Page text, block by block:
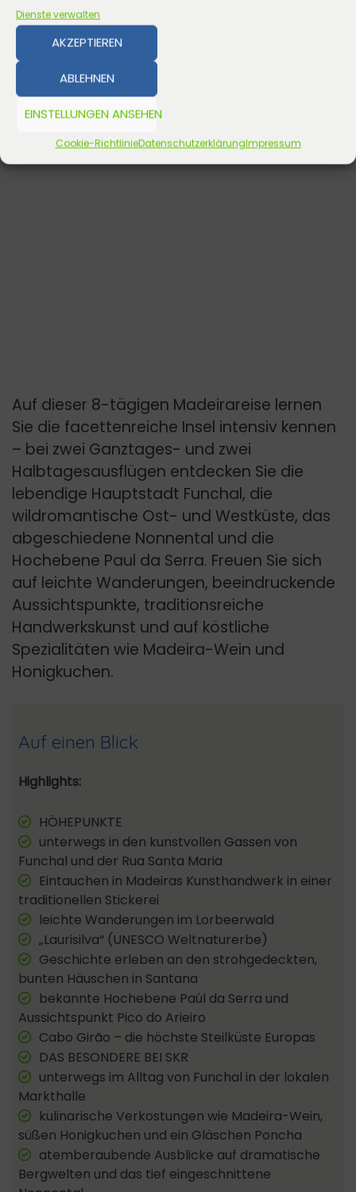
Dienste verwalten
AKZEPTIEREN
ABLEHNEN
EINSTELLUNGEN ANSEHEN
Cookie-RichtlinieDatenschutzerklärungImpressum
Auf dieser 8-tägigen Madeirareise lernen
Sie die facettenreiche Insel intensiv kennen
– bei zwei Ganztages- und zwei
Halbtagesausflügen entdecken Sie die
lebendige Hauptstadt Funchal, die
wildromantische Ost- und Westküste, das
abgeschiedene Nonnental und die
Hochebene Paul da Serra. Freuen Sie sich
auf leichte Wanderungen, beeindruckende
Aussichtspunkte, traditionsreiche
Handwerkskunst und auf köstliche
Spezialitäten wie Madeira-Wein und
Honigkuchen.
Auf einen Blick
Highlights:
HÖHEPUNKTE
unterwegs in den kunstvollen Gassen von
Funchal und der Rua Santa Maria
Eintauchen in Madeiras Kunsthandwerk in einer
traditionellen Stickerei
leichte Wanderungen im Lorbeerwald
„Laurisilva“ (UNESCO Weltnaturerbe)
Geschichte erleben an den strohgedeckten,
bunten Häuschen in Santana
bekannte Hochebene Paúl da Serra und
Aussichtspunkt Pico do Arieiro
Cabo Girão – die höchste Steilküste Europas
DAS BESONDERE BEI SKR
unterwegs im Alltag von Funchal in der lokalen
Markthalle
kulinarische Verkostungen wie Madeira-Wein,
süßen Honigkuchen und ein Gläschen Poncha
atemberaubende Ausblicke auf dramatische
Bergwelten und das tief eingeschnittene